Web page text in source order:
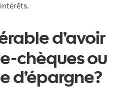
d’avoir
chèques ou
d’épargne?